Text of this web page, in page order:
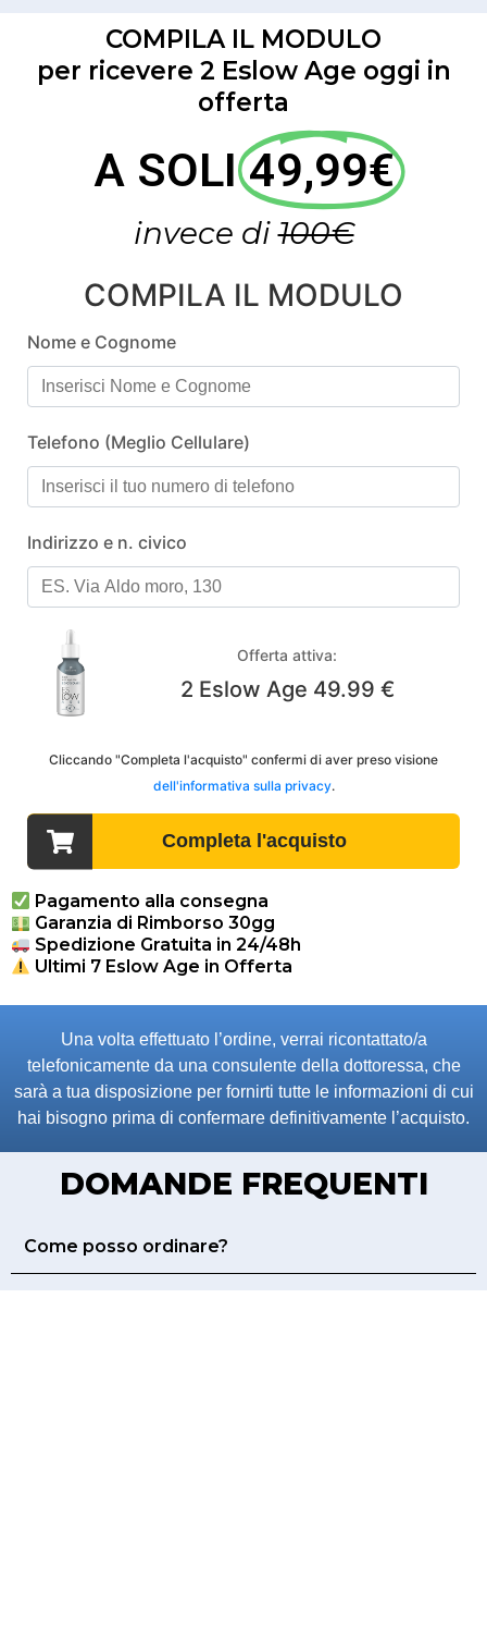
COMPILA IL MODULO
per ricevere 2 Eslow Age oggi in
offerta
A SOLI 49,99€
invece di100€
Pagamento alla consegna
Garanzia di Rimborso 30gg
Spedizione Gratuita in 24/48h
Ultimi 7 Eslow Age in Offerta
Una volta effettuato l’ordine, verrai ricontattato/a
telefonicamente da una consulente della dottoressa, che
sarà a tua disposizione per fornirti tutte le informazioni di cui
hai bisogno prima di confermare definitivamente l’acquisto.
DOMANDE FREQUENTI
Come posso ordinare?